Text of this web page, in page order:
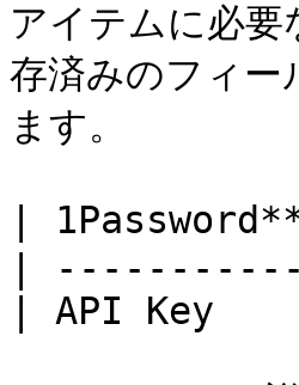
アイテムに必
存済みのフィー
ます。
|
|
| API Key